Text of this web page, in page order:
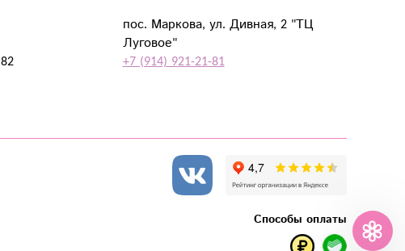
пос. Маркова, ул. Дивная, 2 "ТЦ
Луговое"
+7 (914) 921-21-81
Способы оплаты